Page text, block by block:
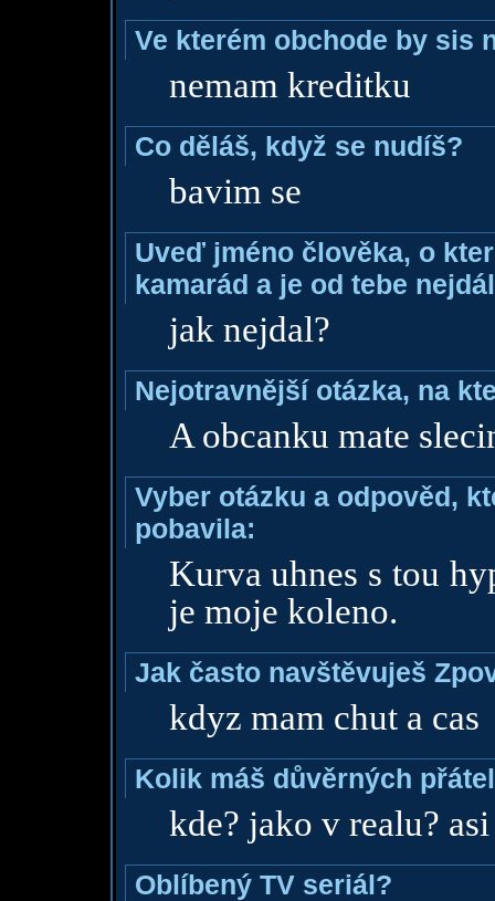
Ve kterém obchode by sis
nemam kreditku
Co děláš, když se nudíš?
bavim se
Uveď jméno člověka, o
kamarád a je od tebe
jak nejdal?
Nejotravnější otázka, na
A obcanku mate
Vyber otázku a odpověd,
pobavila:
Kurva uhnes s tou
je moje koleno.
Jak často navštěvuješ
kdyz mam chut a cas
Kolik máš důvěrných
kde? jako v realu?
Oblíbený TV seriál?